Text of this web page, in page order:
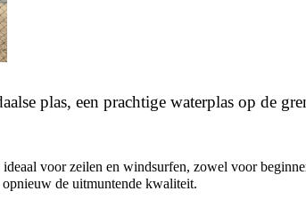
plas, een prachtige waterplas op de
voor zeilen en windsurfen, zowel voor
de uitmuntende kwaliteit.